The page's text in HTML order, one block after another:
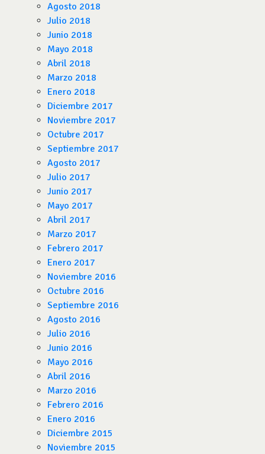
Agosto 2018
Julio 2018
Junio 2018
Mayo 2018
Abril 2018
Marzo 2018
Enero 2018
Diciembre 2017
Noviembre 2017
Octubre 2017
Septiembre 2017
Agosto 2017
Julio 2017
Junio 2017
Mayo 2017
Abril 2017
Marzo 2017
Febrero 2017
Enero 2017
Noviembre 2016
Octubre 2016
Septiembre 2016
Agosto 2016
Julio 2016
Junio 2016
Mayo 2016
Abril 2016
Marzo 2016
Febrero 2016
Enero 2016
Diciembre 2015
Noviembre 2015